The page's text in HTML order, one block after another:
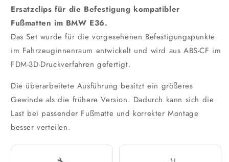
Ersatzclips für die Befestigung kompatibler
Fußmatten im BMW E36.
Das Set wurde für die vorgesehenen Befestigungspunkte
im Fahrzeuginnenraum entwickelt und wird aus ABS-CF im
FDM-3D-Druckverfahren gefertigt.
Die überarbeitete Ausführung besitzt ein größeres
Gewinde als die frühere Version. Dadurch kann sich die
Last bei passender Fußmatte und korrekter Montage
besser verteilen.